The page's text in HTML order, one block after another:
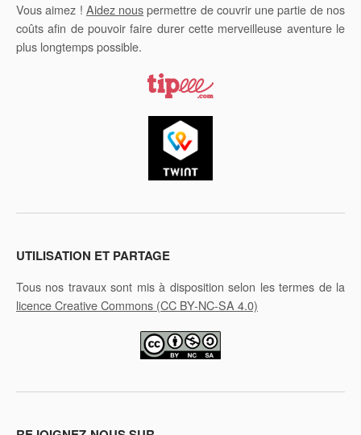
Vous aimez ! Aidez nouspermettre de couvrir une partie de nos
coûts afin de pouvoir faire durer cette merveilleuse aventure le
plus longtemps possible.
UTILISATION ET PARTAGE
Tous nos travaux sont mis à disposition selon les termes de la
licence Creative Commons (CC BY-NC-SA 4.0)